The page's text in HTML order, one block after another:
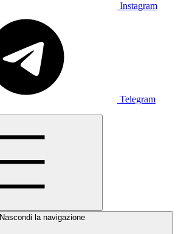
Instagram
Telegram
Nascondi la navigazione